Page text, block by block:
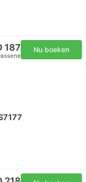
187 Nu boeken